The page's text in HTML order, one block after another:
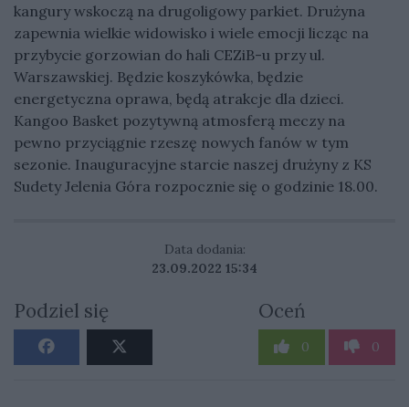
kangury wskoczą na drugoligowy parkiet. Drużyna
zapewnia wielkie widowisko i wiele emocji licząc na
przybycie gorzowian do hali CEZiB-u przy ul.
Warszawskiej. Będzie koszykówka, będzie
energetyczna oprawa, będą atrakcje dla dzieci.
Kangoo Basket pozytywną atmosferą meczy na
pewno przyciągnie rzeszę nowych fanów w tym
sezonie. Inauguracyjne starcie naszej drużyny z KS
Sudety Jelenia Góra rozpocznie się o godzinie 18.00.
Data dodania:
23.09.2022 15:34
Podziel się Oceń
0 0